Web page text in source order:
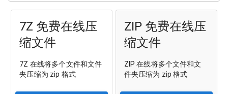
7Z 免费在线压
缩文件
7Z 在线将多个文件和文件
夹压缩为 zip 格式
ZIP 免费在线压
缩文件
ZIP 在线将多个文件和文
件夹压缩为 zip 格式